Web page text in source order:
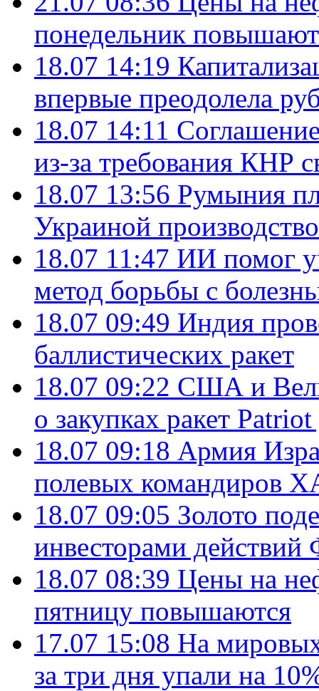
понедельник
18.07 14:19
впервые преодолела
18.07 14:11
из-за требования КНР
18.07 13:56 Румыния
Украиной
18.07 11:47 ИИ помог
метод борьбы с
18.07 09:49 Индия
баллистических ракет
18.07 09:22 США и
о закупках ракет
18.07 09:18 Армия
полевых командиров
18.07 09:05 Золото
инвесторами
18.07 08:39 Цены на
пятницу повышаются
17.07 15:08 На
за три дня упали на